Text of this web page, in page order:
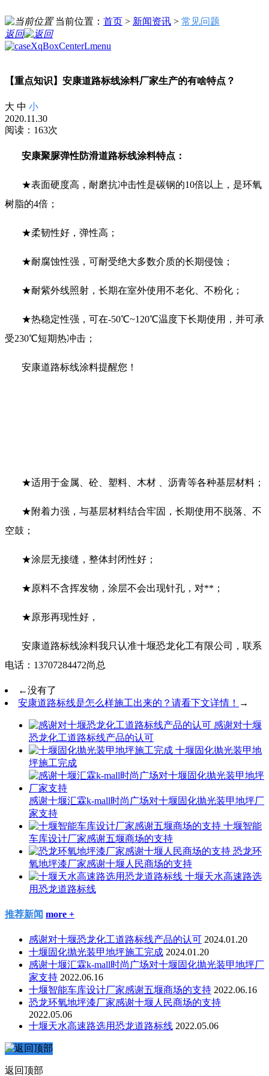
当前位置： 首页 > 新闻资讯 > 常见问题
返回
【重点知识】安康道路标线涂料厂家生产的有啥特点？
大 中 小
2020.11.30
阅读：163次
安康聚脲弹性防滑道路标线涂料特点：
★表面硬度高，耐磨抗冲击性是碳钢的10倍以上，是环氧
树脂的4倍；
★柔韧性好，弹性高；
★耐腐蚀性强，可耐受绝大多数介质的长期侵蚀；
★耐紫外线照射，长期在室外使用不老化、不粉化；
★热稳定性强，可在-50℃~120℃温度下长期使用，并可承
受230℃短期热冲击；
安康道路标线涂料提醒您！
★适用于金属、砼、塑料、木材 、沥青等各种基层材料；
★附着力强，与基层材料结合牢固，长期使用不脱落、不
空鼓；
★涂层无接缝，整体封闭性好；
★原料不含挥发物，涂层不会出现针孔，对**；
★原形再现性好，
安康道路标线涂料我只认准十堰恐龙化工有限公司，联系
电话：13707284472尚总
←没有了
安康道路标线是怎么样施工出来的？请看下文详情！ →
感谢对十堰
恐龙化工道路标线产品的认可
十堰固化抛光装甲地
坪施工完成
感谢十堰汇霖k-mall时尚广场对十堰固化抛光装甲地坪厂
家支持
十堰智能
车库设计厂家感谢五堰商场的支持
恐龙环
氧地坪漆厂家感谢十堰人民商场的支持
十堰天水高速路选
用恐龙道路标线
推荐新闻 more +
感谢对十堰恐龙化工道路标线产品的认可 2024.01.20
十堰固化抛光装甲地坪施工完成 2024.01.20
感谢十堰汇霖k-mall时尚广场对十堰固化抛光装甲地坪厂
家支持 2022.06.16
十堰智能车库设计厂家感谢五堰商场的支持 2022.06.16
恐龙环氧地坪漆厂家感谢十堰人民商场的支持
2022.05.06
十堰天水高速路选用恐龙道路标线 2022.05.06
返回顶部